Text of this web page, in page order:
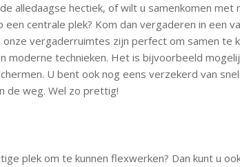
alledaagse hectiek, of wilt u samenkomen met
een centrale plek? Kom dan vergaderen in een
onze vergaderruimtes zijn perfect om samen te
moderne technieken. Het is bijvoorbeeld
U bent ook nog eens verzekerd van
de weg. Wel zo prettig!
plek om te kunnen flexwerken? Dan kunt u